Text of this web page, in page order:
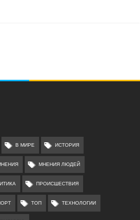
В МИРЕ ИСТОРИЯ
МНЕНИЯ ЛЮДЕЙ
ПРОИСШЕСТВИЯ
ТОП ТЕХНОЛОГИИ